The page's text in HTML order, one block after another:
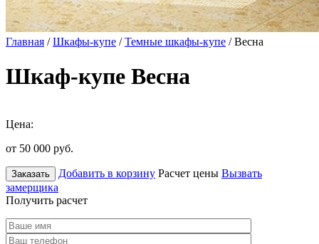
Главная /Шкафы-купе /Темные шкафы-купе / Весна
Шкаф-купе Весна
Цена:
от 50 000 руб.
Заказать Добавить в корзину Расчет цены Вызвать
замерщика
Получить расчет